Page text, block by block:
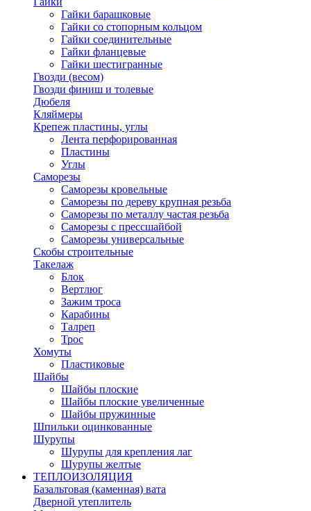
Гайки барашковые
Гайки со стопорным кольцом
Гайки соединительные
Гайки фланцевые
Гайки шестигранные
Гвозди (весом)
Гвозди финиш и толевые
Дюбеля
Кляймеры
Крепеж пластины, углы
Лента перфорированная
Пластины
Углы
Саморезы
Саморезы кровельные
Саморезы по дереву крупная резьба
Саморезы по металлу частая резьба
Саморезы с прессшайбой
Саморезы универсальные
Скобы строительные
Такелаж
Блок
Вертлюг
Зажим троса
Карабины
Талреп
Трос
Хомуты
Пластиковые
Шайбы
Шайбы плоские
Шайбы плоские увеличенные
Шайбы пружинные
Шпильки оцинкованные
Шурупы
Шурупы для крепления лаг
Шурупы желтые
ТЕПЛОИЗОЛЯЦИЯ
Базальтовая (каменная) вата
Дверной утеплитель